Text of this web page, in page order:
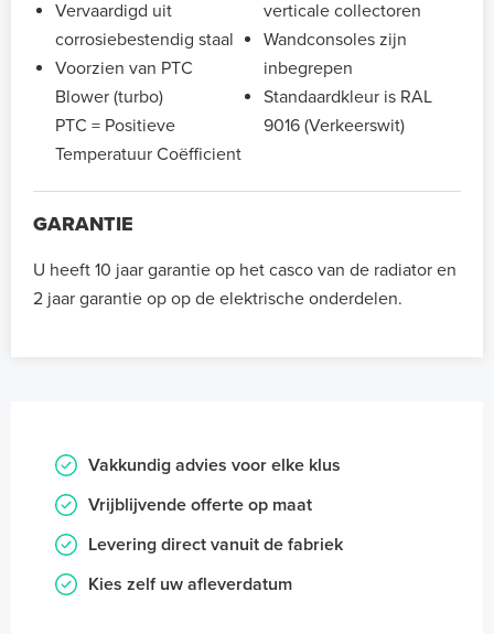
Vervaardigd uit
corrosiebestendig staal
Voorzien van PTC
Blower (turbo)
PTC = Positieve
Temperatuur Coëfficient
verticale collectoren
Wandconsoles zijn
inbegrepen
Standaardkleur is RAL
9016 (Verkeerswit)
GARANTIE
U heeft 10 jaar garantie op het casco van de radiator en
2 jaar garantie op op de elektrische onderdelen.
Vakkundig advies voor elke klus
Vrijblijvende offerte op maat
Levering direct vanuit de fabriek
Kies zelf uw afleverdatum